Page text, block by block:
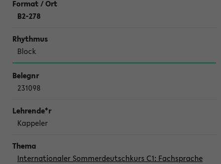
B2-278
Block
231098
Kappeler
Internationaler Sommerdeutschkurs C1: Fachsprache